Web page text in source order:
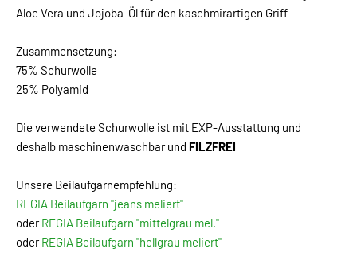
Aloe Vera und Jojoba-Öl für den kaschmirartigen Griff
Zusammensetzung:
75% Schurwolle
25% Polyamid
Die verwendete Schurwolle ist mit EXP-Ausstattung und
deshalb maschinenwaschbar und FILZFREI
Unsere Beilaufgarnempfehlung:
REGIA Beilaufgarn "jeans meliert"
oderREGIA Beilaufgarn "mittelgrau mel."
oderREGIA Beilaufgarn "hellgrau meliert"